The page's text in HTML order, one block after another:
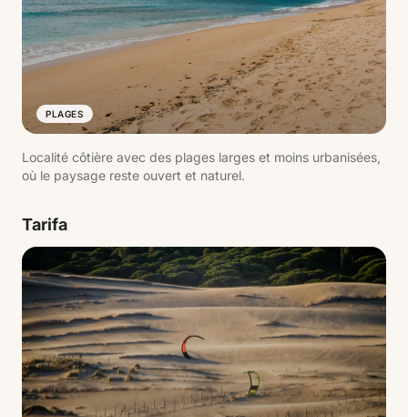
PLAGES
Localité côtière avec des plages larges et moins urbanisées,
où le paysage reste ouvert et naturel.
Tarifa